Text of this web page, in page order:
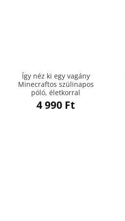
Így néz ki egy vagány
Minecraftos szülinapos
póló, életkorral
4 990 Ft